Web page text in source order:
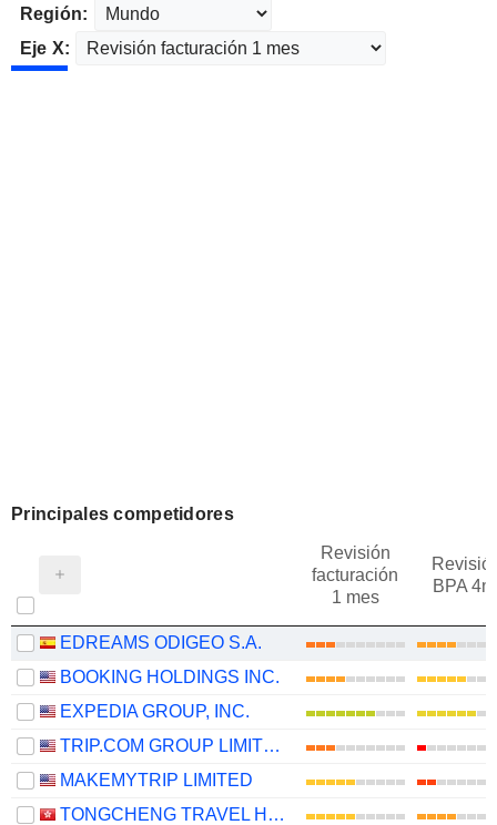
Región:
Eje X:
Principales competidores
Revisión
facturación
1 mes
BPA
EDREAMS ODIGEO S.A.
BOOKING HOLDINGS INC.
EXPEDIA GROUP, INC.
TRIP.COM GROUP LIMITED
MAKEMYTRIP LIMITED
TONGCHENG TRAVEL HOLDINGS LIMITED